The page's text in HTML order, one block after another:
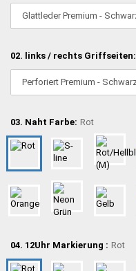
02. links / rechts Griffseiten:
03. Naht Farbe: Rot
04. 12Uhr Markierung : Rot